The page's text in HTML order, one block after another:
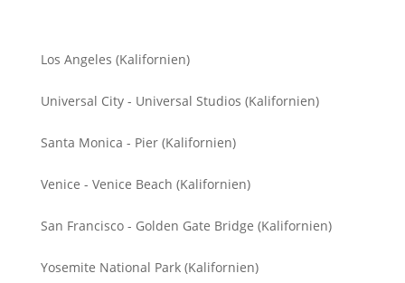
Los Angeles (Kalifornien)
Universal City - Universal Studios (Kalifornien)
Santa Monica - Pier (Kalifornien)
Venice - Venice Beach (Kalifornien)
San Francisco - Golden Gate Bridge (Kalifornien)
Yosemite National Park (Kalifornien)